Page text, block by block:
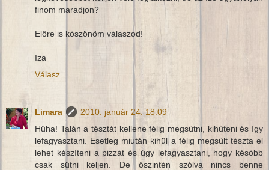
finom maradjon?
Előre is köszönöm válaszod!
Iza
Válasz
Limara
2010. január 24. 18:09
Hűha! Talán a tésztát kellene félig megsütni, kihűteni és így
lefagyasztani. Esetleg miután kihül a félig megsült tészta el
lehet készíteni a pizzát és úgy lefagyasztani, hogy késöbb
csak sütni keljen. De őszintén szólva nincs benne